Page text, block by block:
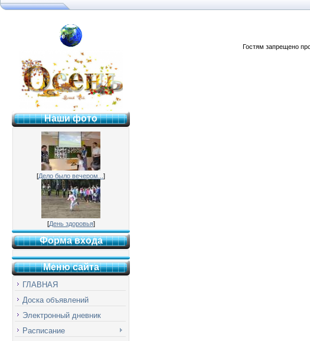
№2 г. Раменское
Наши фото
[Дело было вечером... ]
[День здоровья]
Форма входа
Меню сайта
ГЛАВНАЯ
Доска объявлений
Электронный дневник
Расписание
Гостям запрещено